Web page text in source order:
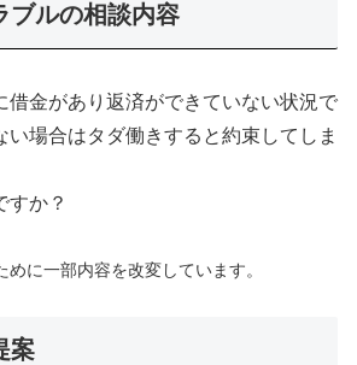
ブルの相談内容
借金があり返済ができていない状況で
い場合はタダ働きすると約束してしま
すか？
に一部内容を改変しています。
案